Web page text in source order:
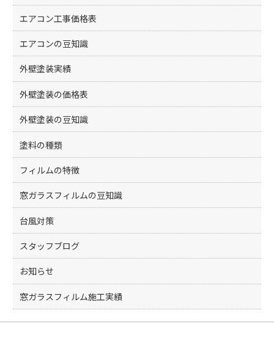
エアコン工事価格表
エアコンの豆知識
外壁塗装実績
外壁塗装の価格表
外壁塗装の豆知識
塗料の種類
フィルムの特徴
窓ガラスフィルムの豆知識
台風対策
スタッフブログ
お知らせ
窓ガラスフィルム施工実績